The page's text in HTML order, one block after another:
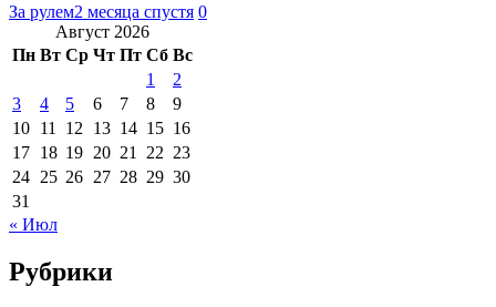
За рулем2 месяца спустя 0
Август 2026
Пн Вт Ср Чт Пт Сб Вс
1
2
3
4 5 6 7 8
9
10 11 12 13 14 15 16
17 18 19 20 21 22 23
24 25 26 27 28 29 30
31
« Июл
Рубрики